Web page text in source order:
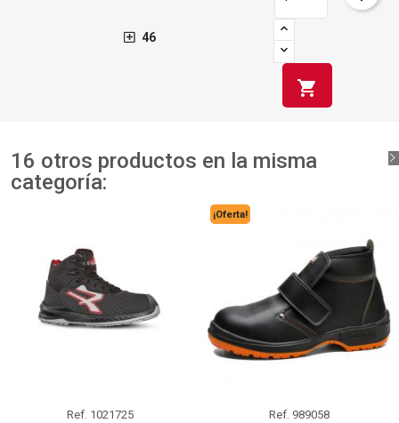
46
shopping_cart
16 otros productos en la misma
categoría:
Ref. 1021725
¡Oferta!
Ref. 989058